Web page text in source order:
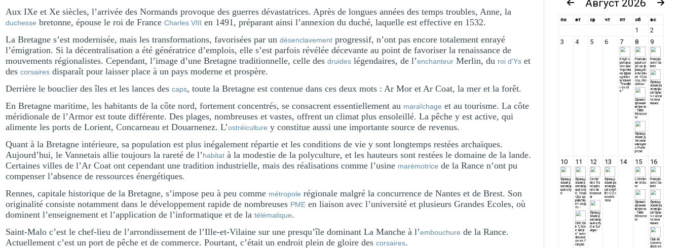
Aux IXe et Xe siècles, l’arrivée des Normands provoque des guerres dévastatrices. Après de longues années des temps troubles, Anne, la
duchesse bretonne, épouse le roi de France Charles VIII en 1491, préparant ainsi l’annexion du duché, laquelle est effective en 1532.
La Bretagne s’est modernisée, mais les transformations, favorisées par un désenclavement progressif, n’ont pas encore totalement enrayé
l’émigration. Si la décentralisation a été génératrice d’emplois, elle s’est parfois révélée décevante au point de favoriser la renaissance de
mouvements régionalistes. Cependant, l’image d’une Bretagne traditionnelle, celle des druides légendaires, de l’enchanteur Merlin, du roi d’Ys et
des corsaires disparaît pour laisser place à un pays moderne et prospère.
Derrière le bouclier des îles et les lances des caps, toute la Bretagne est contenue dans ces deux mots : Ar Mor et Ar Coat, la mer et la forêt.
En Bretagne maritime, les habitants de la côte nord, fortement concentrés, se consacrent essentiellement au maraîchage et au tourisme. La côte
méridionale de l’Armor est toute différente. Des plages, nombreuses et vastes, offrent un climat plus ensoleillé. La pêche y est active, qui
alimente les ports de Lorient, Concarneau et Douarnenez. L’ostréiculture y constitue aussi une importante source de revenus.
Quant à la Bretagne intérieure, sa population est plus inégalement répartie et les conditions de vie y sont longtemps restées archaïques.
Aujourd’hui, le Vannetais allie toujours la rareté de l’habitat à la modestie de la polyculture, et les hauteurs sont restées le domaine de la lande.
Certaines villes de l’Ar Coat ont cependant une tradition industrielle, mais des réalisations comme l’usine marémotrice de la Rance n’ont pu
compenser l’absence de ressources énergétiques.
Rennes, capitale historique de la Bretagne, s’impose peu à peu comme métropole régionale malgré la concurrence de Nantes et de Brest. Son
originalité consiste notamment dans le développement rapide de nombreuses PME en liaison avec l’université et plusieurs Grandes Ecoles, où
dominent l’enseignement et l’application de l’informatique et de la télématique.
Saint-Malo c’est le chef-lieu de l’arrondissement de l’Ille-et-Vilaine sur une presqu’île dominant La Manche à l’embouchure de la Rance.
Actuellement c’est un port de pêche et de commerce. Pourtant, c’était un endroit plein de gloire des corsaires.